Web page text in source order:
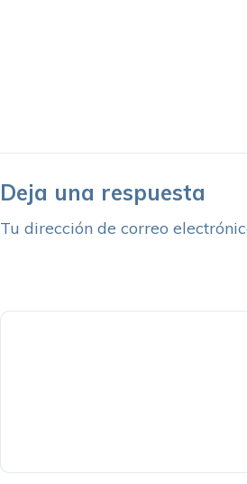
Deja una respuesta
Tu dirección de correo